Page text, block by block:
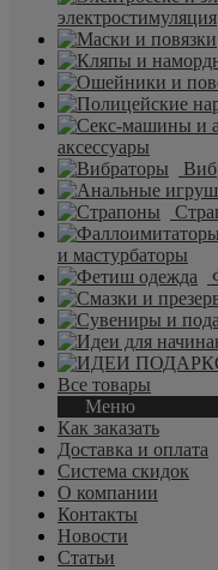
электростимуляция
аксессуары
и мастурбаторы
Все товары
Меню
Как заказать
Доставка и оплата
Система скидок
О компании
Контакты
Новости
Статьи